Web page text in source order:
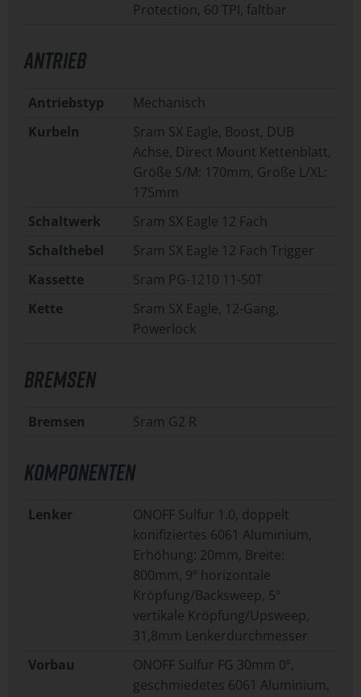
Protection, 60 TPI, faltbar
ANTRIEB
Antriebstyp
Mechanisch
Kurbeln
Sram SX Eagle, Boost, DUB
Achse, Direct Mount Kettenblatt,
Größe S/M: 170mm, Größe L/XL:
175mm
Schaltwerk
Sram SX Eagle 12 Fach
Schalthebel
Sram SX Eagle 12 Fach Trigger
Kassette
Sram PG-1210 11-50T
Kette
Sram SX Eagle, 12-Gang,
Powerlock
BREMSEN
Bremsen Sram G2 R
KOMPONENTEN
Lenker
ONOFF Sulfur 1.0, doppelt
konifiziertes 6061 Aluminium,
Erhöhung: 20mm, Breite:
800mm, 9º horizontale
Kröpfung/Backsweep, 5º
vertikale Kröpfung/Upsweep,
31,8mm Lenkerdurchmesser
Vorbau
ONOFF Sulfur FG 30mm 0º,
geschmiedetes 6061 Aluminium,